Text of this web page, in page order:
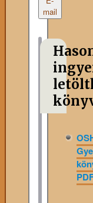
mail